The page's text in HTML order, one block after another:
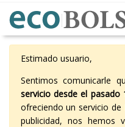
Estimado usuario,
Sentimos comunicarle
servicio desde el pasado
ofreciendo un servicio
publicidad, nos hemos